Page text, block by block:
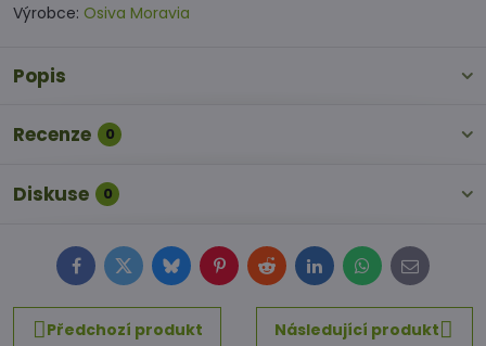
Výrobce: Osiva Moravia
Popis
Recenze 0
Diskuse 0
FacebookTwitterBlueskyPinterestRedditLinkedInWhatsApp
E-
mail
Předchozí produkt
Následující produkt